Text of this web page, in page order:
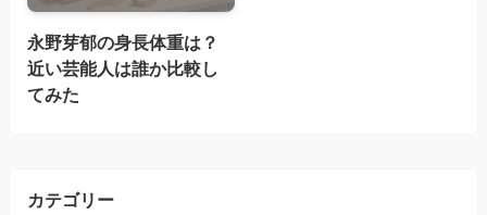
永野芽郁の身長体重は？
近い芸能人は誰か比較し
てみた
カテゴリー